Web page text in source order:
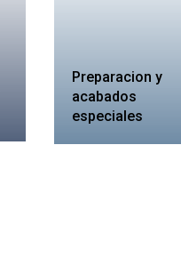
Preparacion y
acabados
especiales